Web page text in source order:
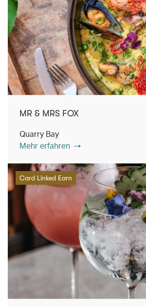
MR & MRS FOX
Quarry Bay
Mehr erfahren
Card Linked Earn